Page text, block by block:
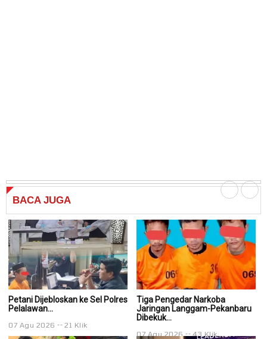
BACA JUGA
Petani Dijebloskan ke Sel Polres
Pelalawan...
07 Agu 2026 21 Klik
Tiga Pengedar Narkoba
Jaringan Langgam-Pekanbaru
Dibekuk...
07 Agu 2026 43 Klik